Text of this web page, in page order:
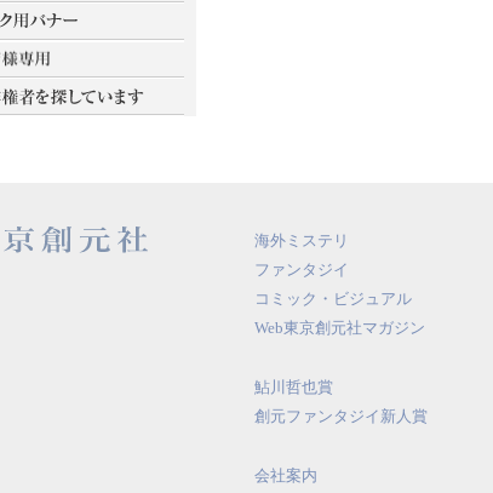
海外ミステリ
ファンタジイ
コミック・ビジュアル
Web東京創元社マガジン
鮎川哲也賞
創元ファンタジイ新人賞
会社案内